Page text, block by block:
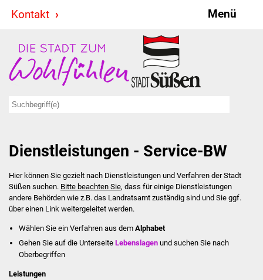
Kontakt Menü
Stadt & Politik
Bürgermeister
Ausschüsse
Ratsinformationssystem
Jugendbeirat
Summerrockfestival
Dienstleistungen - Service-BW
Hier können Sie gezielt nach Dienstleistungen und Verfahren der Stadt
Süßen suchen. Bitte beachten Sie, dass für einige Dienstleistungen
andere Behörden wie z.B. das Landratsamt zuständig sind und Sie ggf.
über einen Link weitergeleitet werden.
Wählen Sie ein Verfahren aus dem Alphabet
Gehen Sie auf die UnterseiteLebenslagen und suchen Sie nach
Oberbegriffen
Leistungen